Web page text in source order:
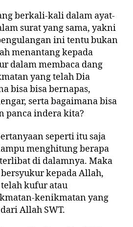
berkali-kali dalam ayat-
surat yang sama, yakni
ini tentu bukan
menantang kepada
dalam membaca dang
yang telah Dia
bisa bisa bernapas,
serta bagaimana bisa
panca indera kita?
seperti itu saja
menghitung berapa
di dalamnya. Maka
kepada Allah,
kufur atau
kenikmatan yang
Allah SWT.